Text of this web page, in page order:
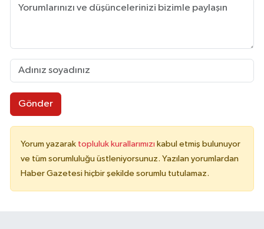
Gönder
Yorum yazarak topluluk kurallarımızı kabul etmiş bulunuyor
ve tüm sorumluluğu üstleniyorsunuz. Yazılan yorumlardan
Haber Gazetesi hiçbir şekilde sorumlu tutulamaz.